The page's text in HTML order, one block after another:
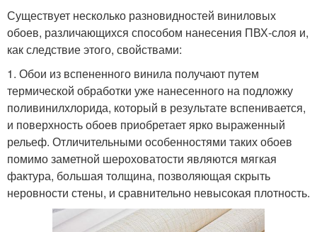
Существует несколько разновидностей виниловых
обоев, различающихся способом нанесения ПВХ-слоя и,
как следствие этого, свойствами:
1. Обои из вспененного винила получают путем
термической обработки уже нанесенного на подложку
поливинилхлорида, который в результате вспенивается,
и поверхность обоев приобретает ярко выраженный
рельеф. Отличительными особенностями таких обоев
помимо заметной шероховатости являются мягкая
фактура, большая толщина, позволяющая скрыть
неровности стены, и сравнительно невысокая плотность.